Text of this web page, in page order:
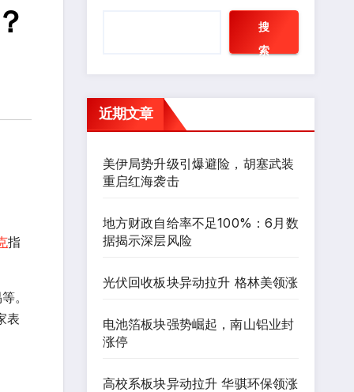
指
。
表
搜
索
近期文章
美伊局势升级引爆避险，胡塞武装
重启红海袭击
地方财政自给率不足100%：6月数
据揭示深层风险
光伏回收板块异动拉升 格林美领涨
电池箔板块强势崛起，南山铝业封
涨停
高校系板块异动拉升 华骐环保领涨